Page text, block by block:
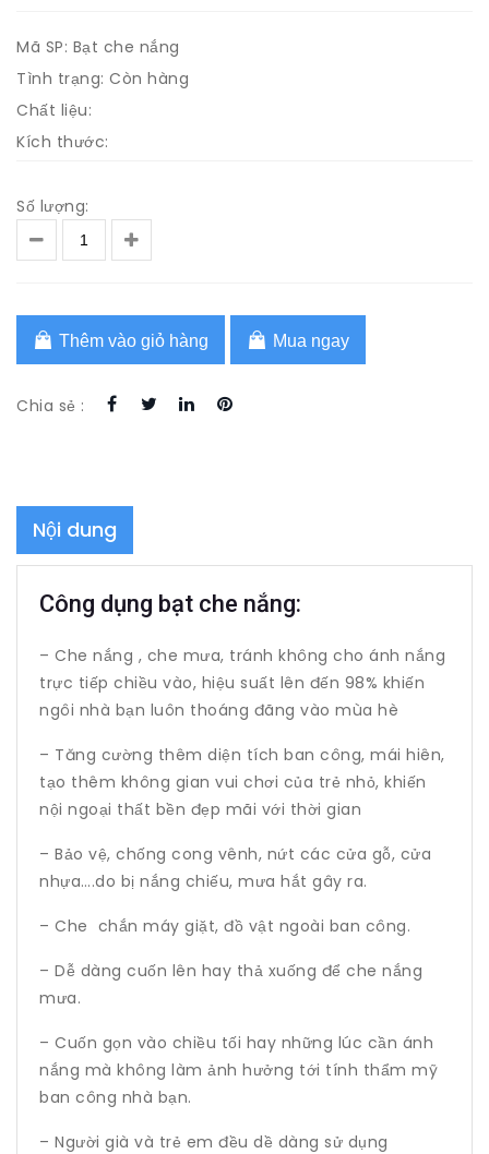
Mã SP: Bạt che nắng
Tình trạng: Còn hàng
Chất liệu:
Kích thước:
Số lượng:
Thêm vào giỏ hàng Mua ngay
Chia sẻ :
Nội dung
Công dụng bạt che nắng:
– Che nắng , che mưa, tránh không cho ánh nắng
trực tiếp chiều vào, hiệu suất lên đến 98% khiến
ngôi nhà bạn luôn thoáng đãng vào mùa hè
– Tăng cường thêm diện tích ban công, mái hiên,
tạo thêm không gian vui chơi của trẻ nhỏ, khiến
nội ngoại thất bền đẹp mãi với thời gian
– Bảo vệ, chống cong vênh, nứt các cửa gỗ, cửa
nhựa….do bị nắng chiếu, mưa hắt gây ra.
– Che chắn máy giặt, đồ vật ngoài ban công.
– Dễ dàng cuốn lên hay thả xuống để che nắng
mưa.
– Cuốn gọn vào chiều tối hay những lúc cần ánh
nắng mà không làm ảnh hưởng tới tính thẩm mỹ
ban công nhà bạn.
– Người già và trẻ em đều dề dàng sử dụng